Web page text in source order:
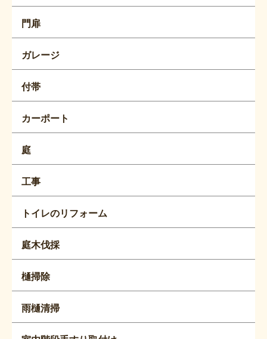
門扉
ガレージ
付帯
カーポート
庭
工事
トイレのリフォーム
庭木伐採
樋掃除
雨樋清掃